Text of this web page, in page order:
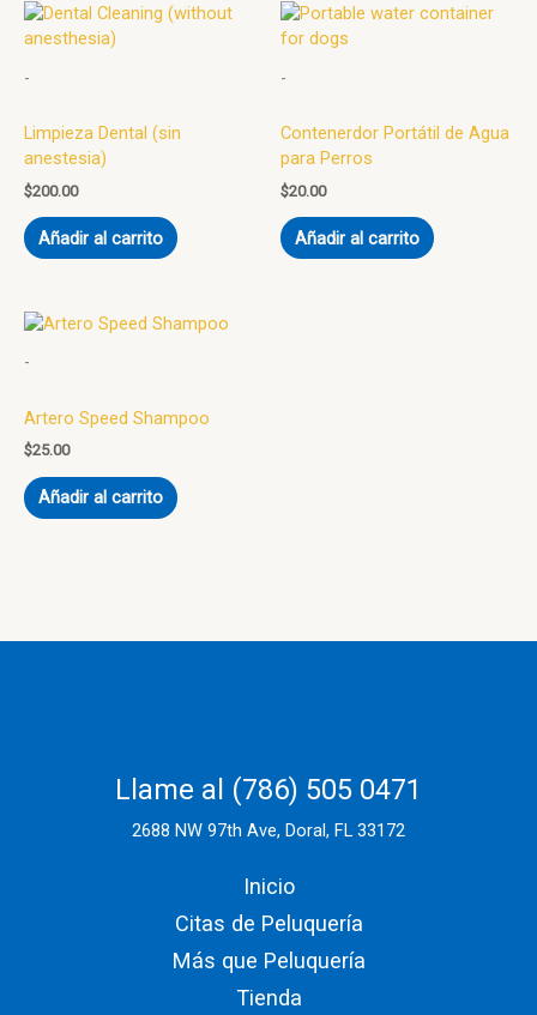
-
Limpieza Dental (sin
anestesia)
$200.00
Añadir al carrito
-
Contenerdor Portátil de Agua
para Perros
$20.00
Añadir al carrito
-
Artero Speed Shampoo
$25.00
Añadir al carrito
Llame al (786) 505 0471
2688 NW 97th Ave, Doral, FL 33172
Inicio
Citas de Peluquería
Más que Peluquería
Tienda